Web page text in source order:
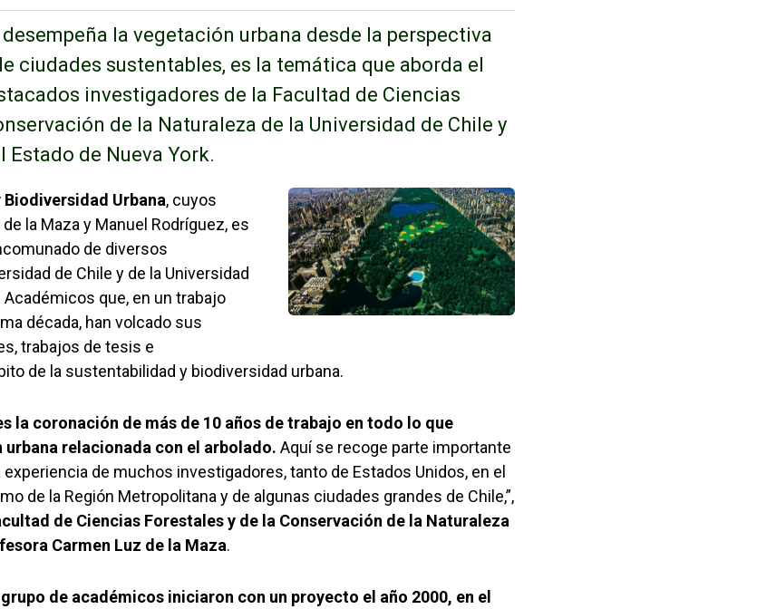
la vegetación urbana desde la perspectiva
ciudades sustentables, es la temática que aborda el
investigadores de la Facultad de Ciencias
de la Naturaleza de la Universidad de Chile y
Estado de Nueva York.
Enlaces y documentos de interés
Urbana, cuyos
la Maza y Manuel Rodríguez, es
de diversos
de Chile y de la Universidad
Académicos que, en un trabajo
década, han volcado sus
trabajos de tesis e
de la sustentabilidad y biodiversidad urbana.
la coronación de más de 10 años de trabajo en todo lo que
relacionada con el arbolado. Aquí se recoge parte importante
de muchos investigadores, tanto de Estados Unidos, en el
de la Región Metropolitana y de algunas ciudades grandes de Chile,”,
de Ciencias Forestales y de la Conservación de la Naturaleza
Carmen Luz de la Maza.
de académicos iniciaron con un proyecto el año 2000, en el